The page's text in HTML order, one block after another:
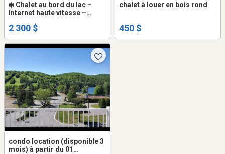
❄️ Chalet au bord du lac –
Internet haute vitesse –
min – Hiver 2026-2027
2 300 $
chalet à louer en bois rond
450 $
condo location (disponible 3
mois) à partir du 01